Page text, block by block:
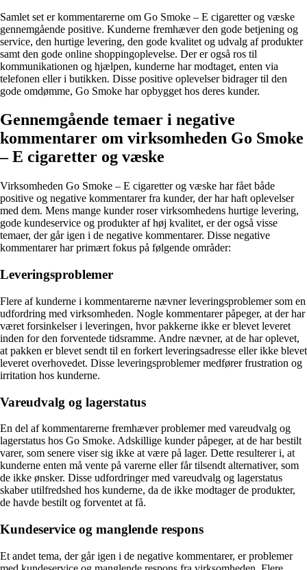
Samlet set er kommentarerne om Go Smoke – E cigaretter og væske
gennemgående positive. Kunderne fremhæver den gode betjening og
service, den hurtige levering, den gode kvalitet og udvalg af produkter
samt den gode online shoppingoplevelse. Der er også ros til
kommunikationen og hjælpen, kunderne har modtaget, enten via
telefonen eller i butikken. Disse positive oplevelser bidrager til den
gode omdømme, Go Smoke har opbygget hos deres kunder.
Gennemgående temaer i negative
kommentarer om virksomheden Go Smoke
– E cigaretter og væske
Virksomheden Go Smoke – E cigaretter og væske har fået både
positive og negative kommentarer fra kunder, der har haft oplevelser
med dem. Mens mange kunder roser virksomhedens hurtige levering,
gode kundeservice og produkter af høj kvalitet, er der også visse
temaer, der går igen i de negative kommentarer. Disse negative
kommentarer har primært fokus på følgende områder:
Leveringsproblemer
Flere af kunderne i kommentarerne nævner leveringsproblemer som en
udfordring med virksomheden. Nogle kommentarer påpeger, at der har
været forsinkelser i leveringen, hvor pakkerne ikke er blevet leveret
inden for den forventede tidsramme. Andre nævner, at de har oplevet,
at pakken er blevet sendt til en forkert leveringsadresse eller ikke blevet
leveret overhovedet. Disse leveringsproblemer medfører frustration og
irritation hos kunderne.
Vareudvalg og lagerstatus
En del af kommentarerne fremhæver problemer med vareudvalg og
lagerstatus hos Go Smoke. Adskillige kunder påpeger, at de har bestilt
varer, som senere viser sig ikke at være på lager. Dette resulterer i, at
kunderne enten må vente på varerne eller får tilsendt alternativer, som
de ikke ønsker. Disse udfordringer med vareudvalg og lagerstatus
skaber utilfredshed hos kunderne, da de ikke modtager de produkter,
de havde bestilt og forventet at få.
Kundeservice og manglende respons
Et andet tema, der går igen i de negative kommentarer, er problemer